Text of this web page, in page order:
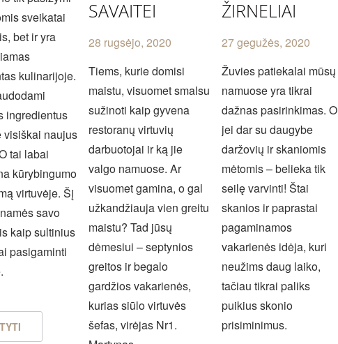
sveikatai
bet ir yra
kulinarijoje.
ingredientus
visiškai naujus
tai labai
kūrybingumo
virtuvėje. Šį
savo
kaip sultinius
pasigaminti
SAVAITEI
28 rugsėjo, 2020
Tiems, kurie domisi
maistu, visuomet smalsu
sužinoti kaip gyvena
restoranų virtuvių
darbuotojai ir ką jie
valgo namuose. Ar
visuomet gamina, o gal
užkandžiauja vien greitu
maistu? Tad jūsų
dėmesiui – septynios
greitos ir begalo
gardžios vakarienės,
kurias siūlo virtuvės
šefas, virėjas Nr1.
ŽIRNELIAI
27 gegužės, 2020
Žuvies patiekalai mūsų
namuose yra tikrai
dažnas pasirinkimas. O
jei dar su daugybe
daržovių ir skaniomis
mėtomis – belieka tik
seilę varvinti! Štai
skanios ir paprastai
pagaminamos
vakarienės idėja, kuri
neužims daug laiko,
tačiau tikrai paliks
puikius skonio
prisiminimus.